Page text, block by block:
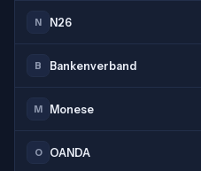
N N26
B Bankenverband
M Monese
O OANDA